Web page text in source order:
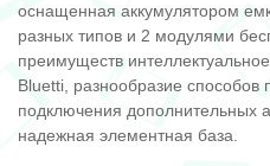
оснащенная аккумулятором
разных типов и 2 модулями
преимуществ
Bluetti, разнообразие способов
подключения дополнительных
надежная элементная база.